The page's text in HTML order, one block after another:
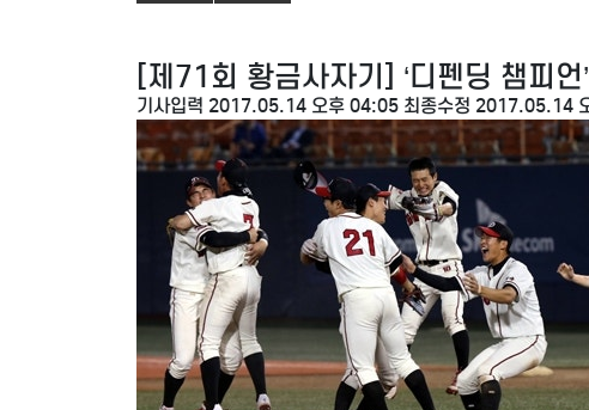
[제71회 황금사자기] ‘디펜딩 챔피언
기사입력 2017.05.14 오후 04:05 최종수정 2017.05.14